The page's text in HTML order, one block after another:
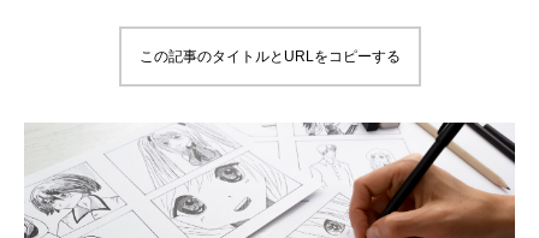
この記事のタイトルとURLをコピーする